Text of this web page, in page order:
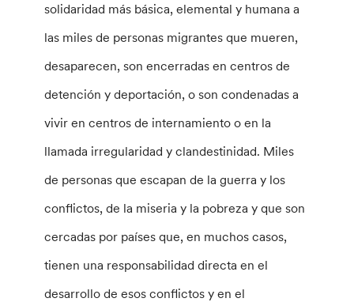
solidaridad más básica, elemental y humana a
las miles de personas migrantes que mueren,
desaparecen, son encerradas en centros de
detención y deportación, o son condenadas a
vivir en centros de internamiento o en la
llamada irregularidad y clandestinidad. Miles
de personas que escapan de la guerra y los
conflictos, de la miseria y la pobreza y que son
cercadas por países que, en muchos casos,
tienen una responsabilidad directa en el
desarrollo de esos conflictos y en el